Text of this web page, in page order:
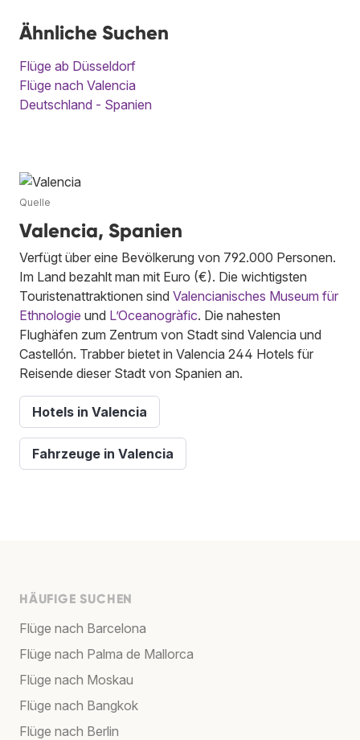
Ähnliche Suchen
Flüge ab Düsseldorf
Flüge nach Valencia
Deutschland - Spanien
Quelle
Valencia, Spanien
Verfügt über eine Bevölkerung von 792.000 Personen.
Im Land bezahlt man mit Euro (€). Die wichtigsten
Touristenattraktionen sind Valencianisches Museum für
Ethnologie und L’Oceanogràfic. Die nahesten
Flughäfen zum Zentrum von Stadt sind Valencia und
Castellón. Trabber bietet in Valencia 244 Hotels für
Reisende dieser Stadt von Spanien an.
Hotels in Valencia
Fahrzeuge in Valencia
HÄUFIGE SUCHEN
Flüge nach Barcelona
Flüge nach Palma de Mallorca
Flüge nach Moskau
Flüge nach Bangkok
Flüge nach Berlin